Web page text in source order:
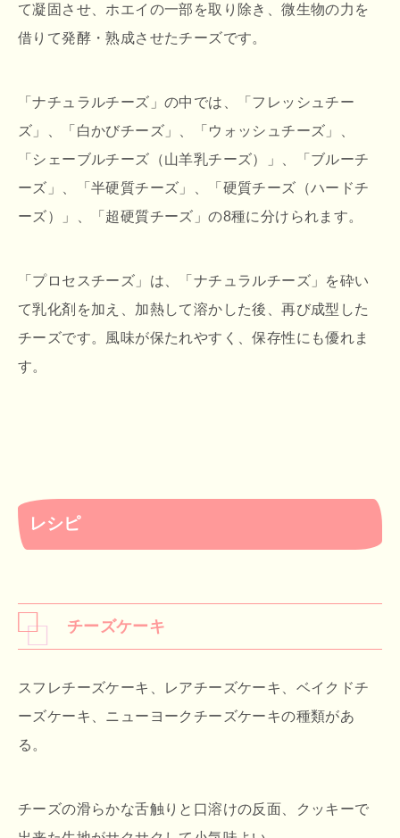
て凝固させ、ホエイの一部を取り除き、微生物の力を
借りて発酵・熟成させたチーズです。
「ナチュラルチーズ」の中では、「フレッシュチー
ズ」、「白かびチーズ」、「ウォッシュチーズ」、
「シェーブルチーズ（山羊乳チーズ）」、「ブルーチ
ーズ」、「半硬質チーズ」、「硬質チーズ（ハードチ
ーズ）」、「超硬質チーズ」の8種に分けられます。
「プロセスチーズ」は、「ナチュラルチーズ」を砕い
て乳化剤を加え、加熱して溶かした後、再び成型した
チーズです。風味が保たれやすく、保存性にも優れま
す。
レシピ
チーズケーキ
スフレチーズケーキ、レアチーズケーキ、ベイクドチ
ーズケーキ、ニューヨークチーズケーキの種類があ
る。
チーズの滑らかな舌触りと口溶けの反面、クッキーで